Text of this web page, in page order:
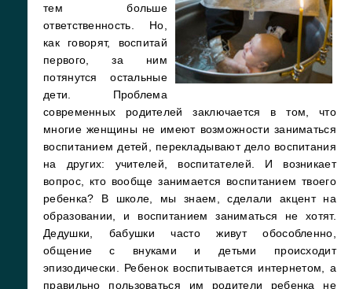
тем больше
ответственность. Но,
как говорят, воспитай
первого, за ним
потянутся остальные
дети. Проблема
современных родителей заключается в том, что
многие женщины не имеют возможности заниматься
воспитанием детей, перекладывают дело воспитания
на других: учителей, воспитателей. И возникает
вопрос, кто вообще занимается воспитанием твоего
ребенка? В школе, мы знаем, сделали акцент на
образовании, и воспитанием заниматься не хотят.
Дедушки, бабушки часто живут обособленно,
общение с внуками и детьми происходит
эпизодически. Ребенок воспитывается интернетом, а
правильно пользоваться им родители ребенка не